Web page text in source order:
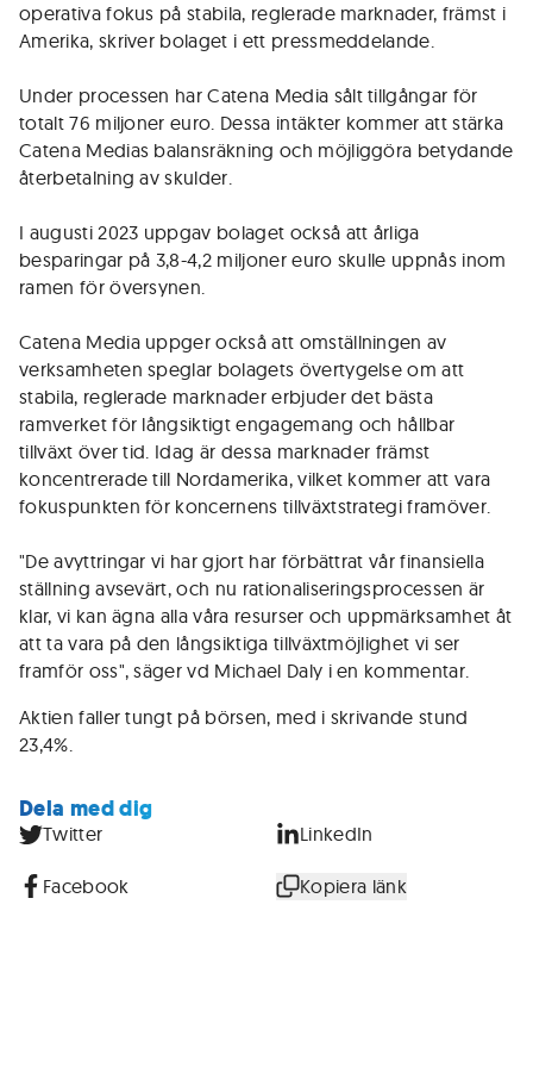
operativa fokus på stabila, reglerade marknader, främst i
Amerika, skriver bolaget i ett pressmeddelande.
Under processen har Catena Media sålt tillgångar för
totalt 76 miljoner euro. Dessa intäkter kommer att stärka
Catena Medias balansräkning och möjliggöra betydande
återbetalning av skulder.
I augusti 2023 uppgav bolaget också att årliga
besparingar på 3,8-4,2 miljoner euro skulle uppnås inom
ramen för översynen.
Catena Media uppger också att omställningen av
verksamheten speglar bolagets övertygelse om att
stabila, reglerade marknader erbjuder det bästa
ramverket för långsiktigt engagemang och hållbar
tillväxt över tid. Idag är dessa marknader främst
koncentrerade till Nordamerika, vilket kommer att vara
fokuspunkten för koncernens tillväxtstrategi framöver.
"De avyttringar vi har gjort har förbättrat vår finansiella
ställning avsevärt, och nu rationaliseringsprocessen är
klar, vi kan ägna alla våra resurser och uppmärksamhet åt
att ta vara på den långsiktiga tillväxtmöjlighet vi ser
framför oss", säger vd Michael Daly i en kommentar.
Aktien faller tungt på börsen, med i skrivande stund
23,4%.
Dela med dig
Twitter LinkedIn
Facebook Kopiera länk